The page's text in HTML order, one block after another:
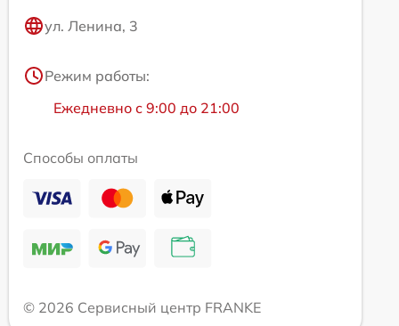
ул. Ленина, 3
Режим работы:
Ежедневно с 9:00 до 21:00
Способы оплаты
© 2026 Сервисный центр FRANKE